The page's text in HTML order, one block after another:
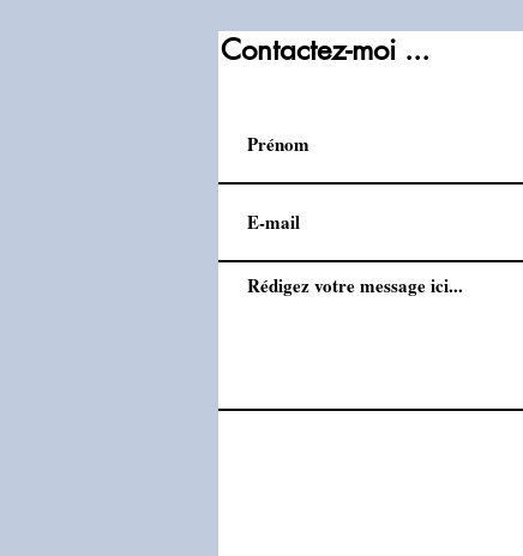
Contactez-moi ...